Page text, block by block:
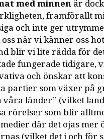
med minnenär
framförallt
och inte ger
oss när vi känner oss
blir vi lite rädda för
fungerade tidigare,
och önskar att
partier som växer på
länder” (vilket
rörelser som blir
där det ojas
(vilket det i och för